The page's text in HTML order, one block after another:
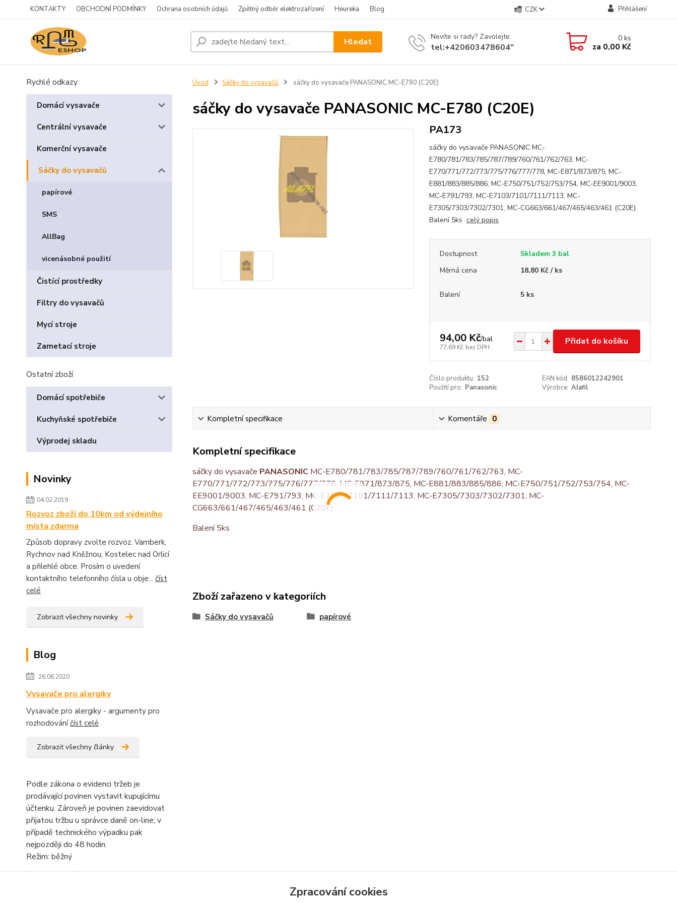
KONTAKTY OBCHODNÍ PODMÍNKY Ochrana osobních údajů Zpětný odběr elektrozařízení Heureka Blog CZK Přihlášení
Hledat Nevíte si rady? Zavolejte.
tel:+420603478604"
0ks
za 0,00 Kč
Rychlé odkazy
Domácí vysavače
Centrální vysavače
Komerční vysavače
Sáčky do vysavačů
papírové
SMS
AllBag
vicenásobné použití
Čistící prostředky
Filtry do vysavačů
Mycí stroje
Zametací stroje
Ostatní zboží
Domácí spotřebiče
Kuchyňské spotřebiče
Výprodej skladu
Novinky
04.02.2019
Rozvoz zboží do 10km od výdejního
místa zdarma
Způsob dopravy zvolte rozvoz. Vamberk,
Rychnov nad Kněžnou, Kostelec nad Orlicí
a přilehlé obce. Prosím o uvedení
kontaktního telefonního čísla u obje... číst
celé
Zobrazit všechny novinky
Blog
26.06.2020
Vysavače pro alergiky
Vysavače pro alergiky - argumenty pro
rozhodováníčíst celé
Zobrazit všechny články
Podle zákona o evidenci tržeb je
prodávající povinen vystavit kupujícímu
účtenku. Zároveň je povinen zaevidovat
přijatou tržbu u správce daně on-line; v
případě technického výpadku pak
nejpozději do 48 hodin.
Režim: běžný
Úvod Sáčky do vysavačů sáčky do vysavače PANASONIC MC-E780 (C20E)
sáčky do vysavače PANASONIC MC-E780 (C20E)
PA173
sáčky do vysavače PANASONIC MC-
E780/781/783/785/787/789/760/761/762/763, MC-
E770/771/772/773/775/776/777/778, MC-E871/873/875, MC-
E881/883/885/886, MC-E750/751/752/753/754, MC-EE9001/9003,
MC-E791/793, MC-E7103/7101/7111/7113, MC-
E7305/7303/7302/7301, MC-CG663/661/467/465/463/461 (C20E)
Balení 5ks celý popis
Dostupnost
Skladem 3 bal
Měrná cena
18,80 Kč / ks
Balení 5 ks
94,00 Kč/bal
77,69 Kč bez DPH
Přidat do košíku
Číslo produktu: 152 EAN kód: 8586012242901
Použití pro: Panasonic Výrobce: Alafil
Kompletní specifikace Komentáře 0
Kompletní specifikace
sáčky do vysavače PANASONIC MC-E780/781/783/785/787/789/760/761/762/763, MC-
E770/771/772/773/775/776/777/778, MC-E871/873/875, MC-E881/883/885/886, MC-E750/751/752/753/754, MC-
EE9001/9003, MC-E791/793, MC-E7103/7101/7111/7113, MC-E7305/7303/7302/7301, MC-
CG663/661/467/465/463/461 (C20E)
Balení 5ks
Zboží zařazeno v kategoriích
Sáčky do vysavačů papírové
Zpracování cookies